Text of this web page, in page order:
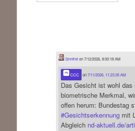
Sinnfreion 7/12/2026, 8:00:18 AM
CCC on7/11/2026, 11:23:35 AM
Das Gesicht ist wohl das
biometrische Merkmal,
offen herum: Bundestag
#Gesichtserkennungmit
Abgleich nd-aktuell.de/